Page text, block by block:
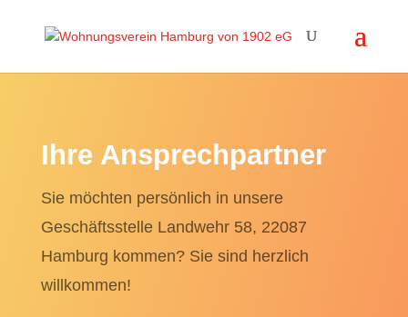
Ihre Ansprechpartner
Sie möchten persönlich in unsere
Geschäftsstelle Landwehr 58, 22087
Hamburg kommen? Sie sind herzlich
willkommen!